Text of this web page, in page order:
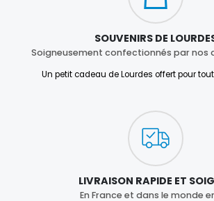
SOUVENIRS DE
Soigneusement confectionnés par nos
Un petit cadeau de Lourdes offert pour
LIVRAISON RAPIDE ET
En France et dans le monde